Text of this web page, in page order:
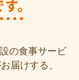
の食事サービ
届けする、